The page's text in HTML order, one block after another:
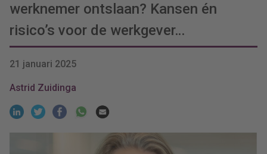
werknemer ontslaan? Kansen én
risico’s voor de werkgever…
21 januari 2025
Astrid Zuidinga